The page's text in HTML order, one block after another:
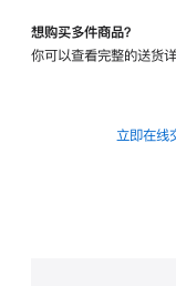
的
想购买多件商品？
你可以查看完整的送货
立即在线